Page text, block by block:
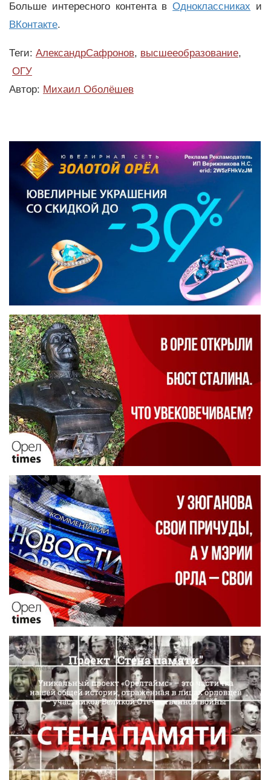
Больше интересного контента вОдноклассниках и
ВКонтакте.
Теги: АлександрСафронов, высшееобразование,
ОГУ
Автор: Михаил Оболёшев